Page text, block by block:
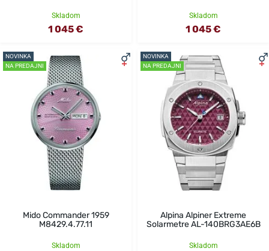
Skladom
1 045 €
Skladom
1 045 €
NOVINKA
NA PREDAJNI
Mido Commander 1959
M8429.4.77.11
Skladom
NOVINKA
NA PREDAJNI
Alpina Alpiner Extreme
Solarmetre AL-140BRG3AE6B
Skladom